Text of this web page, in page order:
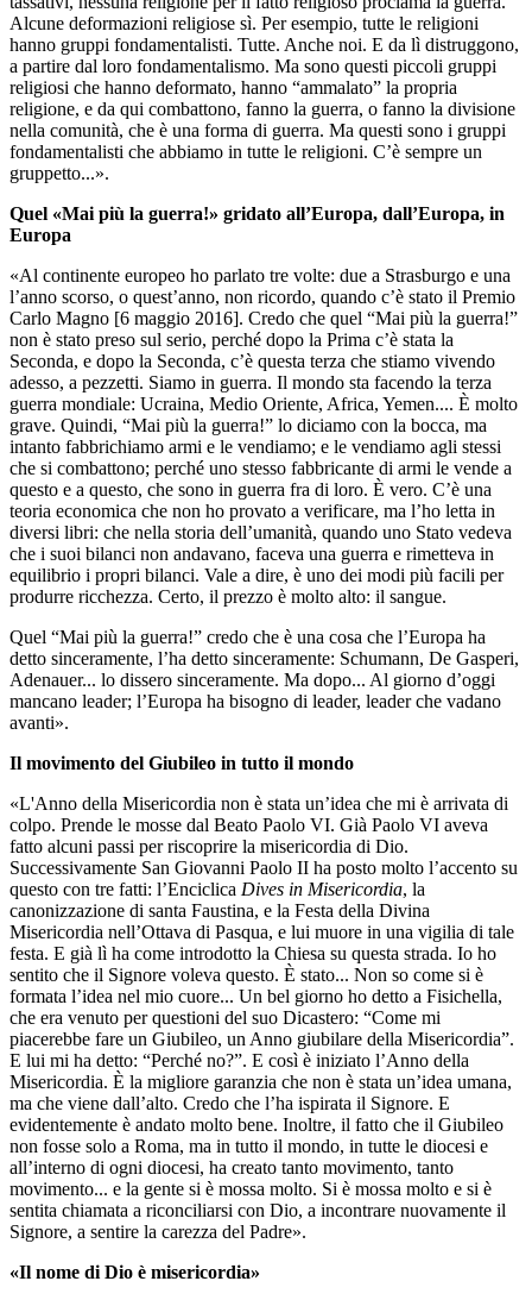
Alcune deformazioni religiose sì. Per esempio, tutte le religioni
hanno gruppi fondamentalisti. Tutte. Anche noi. E da lì distruggono,
a partire dal loro fondamentalismo. Ma sono questi piccoli gruppi
religiosi che hanno deformato, hanno “ammalato” la propria
religione, e da qui combattono, fanno la guerra, o fanno la divisione
nella comunità, che è una forma di guerra. Ma questi sono i gruppi
fondamentalisti che abbiamo in tutte le religioni. C’è sempre un
gruppetto...».
Quel «Mai più la guerra!» gridato all’Europa, dall’Europa, in
Europa
«Al continente europeo ho parlato tre volte: due a Strasburgo e una
l’anno scorso, o quest’anno, non ricordo, quando c’è stato il Premio
Carlo Magno [6 maggio 2016]. Credo che quel “Mai più la guerra!”
non è stato preso sul serio, perché dopo la Prima c’è stata la
Seconda, e dopo la Seconda, c’è questa terza che stiamo vivendo
adesso, a pezzetti. Siamo in guerra. Il mondo sta facendo la terza
guerra mondiale: Ucraina, Medio Oriente, Africa, Yemen.... È molto
grave. Quindi, “Mai più la guerra!” lo diciamo con la bocca, ma
intanto fabbrichiamo armi e le vendiamo; e le vendiamo agli stessi
che si combattono; perché uno stesso fabbricante di armi le vende a
questo e a questo, che sono in guerra fra di loro. È vero. C’è una
teoria economica che non ho provato a verificare, ma l’ho letta in
diversi libri: che nella storia dell’umanità, quando uno Stato vedeva
che i suoi bilanci non andavano, faceva una guerra e rimetteva in
equilibrio i propri bilanci. Vale a dire, è uno dei modi più facili per
produrre ricchezza. Certo, il prezzo è molto alto: il sangue.
Quel “Mai più la guerra!” credo che è una cosa che l’Europa ha
detto sinceramente, l’ha detto sinceramente: Schumann, De Gasperi,
Adenauer... lo dissero sinceramente. Ma dopo... Al giorno d’oggi
mancano leader; l’Europa ha bisogno di leader, leader che vadano
avanti».
Il movimento del Giubileo in tutto il mondo
«L'Anno della Misericordia non è stata un’idea che mi è arrivata di
colpo. Prende le mosse dal Beato Paolo VI. Già Paolo VI aveva
fatto alcuni passi per riscoprire la misericordia di Dio.
Successivamente San Giovanni Paolo II ha posto molto l’accento su
questo con tre fatti: l’Enciclica Dives in Misericordia, la
canonizzazione di santa Faustina, e la Festa della Divina
Misericordia nell’Ottava di Pasqua, e lui muore in una vigilia di tale
festa. E già lì ha come introdotto la Chiesa su questa strada. Io ho
sentito che il Signore voleva questo. È stato... Non so come si è
formata l’idea nel mio cuore... Un bel giorno ho detto a Fisichella,
che era venuto per questioni del suo Dicastero: “Come mi
piacerebbe fare un Giubileo, un Anno giubilare della Misericordia”.
E lui mi ha detto: “Perché no?”. E così è iniziato l’Anno della
Misericordia. È la migliore garanzia che non è stata un’idea umana,
ma che viene dall’alto. Credo che l’ha ispirata il Signore. E
evidentemente è andato molto bene. Inoltre, il fatto che il Giubileo
non fosse solo a Roma, ma in tutto il mondo, in tutte le diocesi e
all’interno di ogni diocesi, ha creato tanto movimento, tanto
movimento... e la gente si è mossa molto. Si è mossa molto e si è
sentita chiamata a riconciliarsi con Dio, a incontrare nuovamente il
Signore, a sentire la carezza del Padre».
«Il nome di Dio è misericordia»